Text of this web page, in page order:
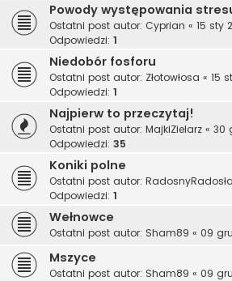
Powody występowania
Ostatni post autor: Cyprian « 15 sty
Odpowiedzi: 1
Niedobór fosforu
Ostatni post autor: Złotowłosa « 15
Odpowiedzi: 1
Najpierw to przeczytaj!
Ostatni post autor: MajkiZielarz « 30
Odpowiedzi: 35
Koniki polne
Ostatni post autor:
Odpowiedzi: 1
Wełnowce
Ostatni post autor: Sham89 « 09
Mszyce
Ostatni post autor: Sham89 « 09 gru